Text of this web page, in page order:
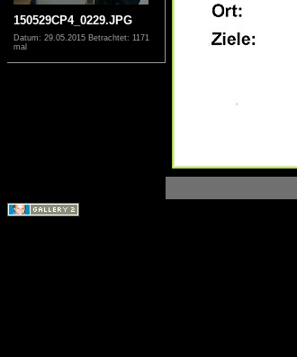
150529CP4_0229.JPG
Datum: 29.05.2015 Betrachtet: 1171
mal